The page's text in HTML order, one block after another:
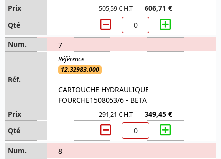
505,59 € H.T 606,71 €
7
12.32983.000
CARTOUCHE HYDRAULIQUE
FOURCHE1508053/6 - BETA
291,21 € H.T 349,45 €
8